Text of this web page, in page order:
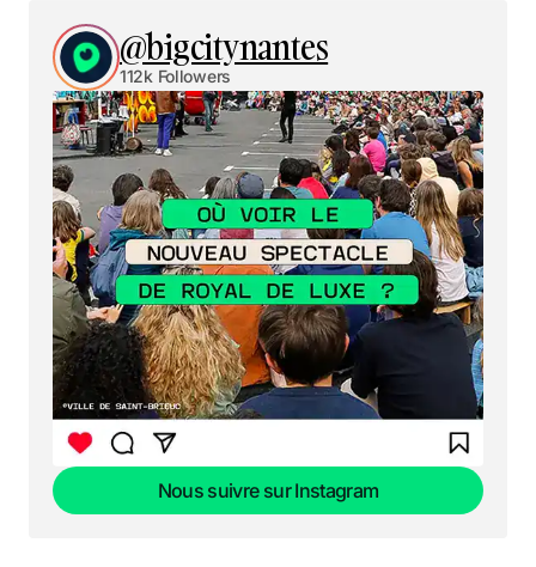
@bigcitynantes
112k Followers
Nous suivre sur Instagram